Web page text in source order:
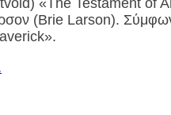
«The Testament of
(Brie Larson).